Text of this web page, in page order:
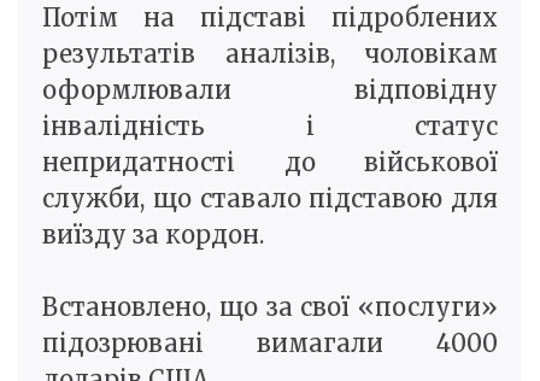
Потім на підставі підроблених
результатів аналізів, чоловікам
оформлювали відповідну
інвалідність і статус
непридатності до військової
служби, що ставало підставою для
виїзду за кордон.
Встановлено, що за свої «послуги»
підозрювані вимагали 4000